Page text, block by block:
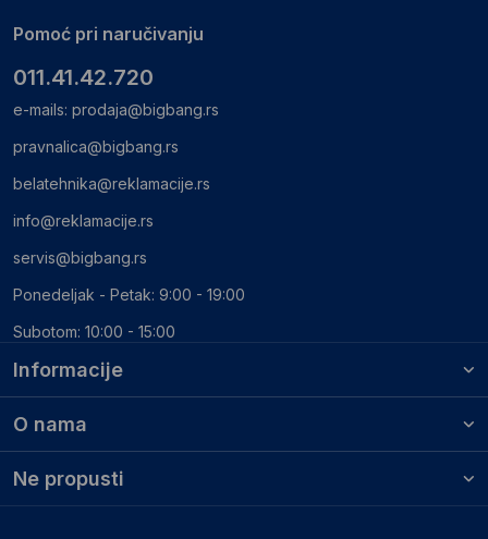
Informacije
O nama
Ne propusti
Pomoć pri naručivanju
011.41.42.720
e-mails: prodaja@bigbang.rs
pravnalica@bigbang.rs
belatehnika@reklamacije.rs
info@reklamacije.rs
servis@bigbang.rs
Ponedeljak - Petak: 9:00 - 19:00
Subotom: 10:00 - 15:00